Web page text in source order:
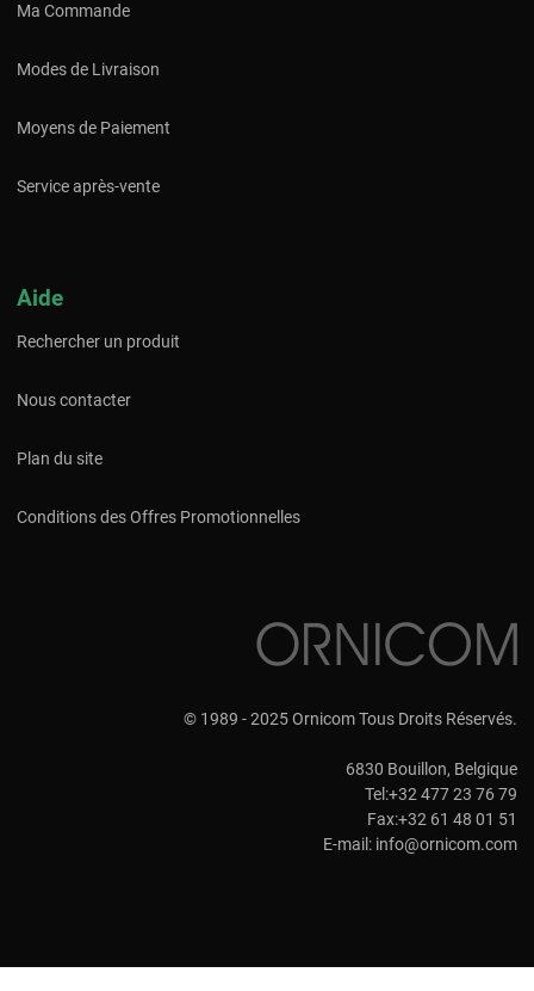
Ma Commande
Modes de Livraison
Moyens de Paiement
Service après-vente
Aide
Rechercher un produit
Nous contacter
Plan du site
Conditions des Offres Promotionnelles
© 1989 - 2025 Ornicom Tous Droits Réservés.
6830 Bouillon, Belgique
Tel:+32 477 23 76 79
Fax:+32 61 48 01 51
E-mail: info@ornicom.com